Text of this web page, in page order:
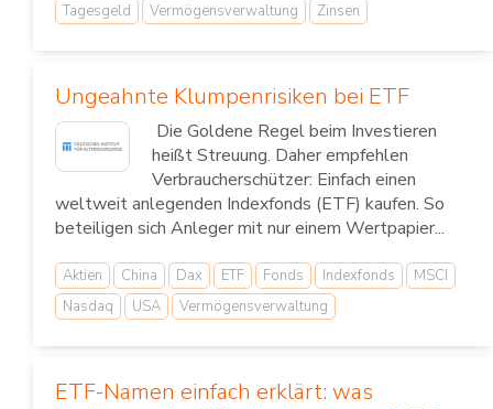
Tagesgeld
Vermögensverwaltung Zinsen
Ungeahnte Klumpenrisiken bei ETF
Die Goldene Regel beim Investieren
heißt Streuung. Daher empfehlen
Verbraucherschützer: Einfach einen
weltweit anlegenden Indexfonds (ETF) kaufen. So
beteiligen sich Anleger mit nur einem Wertpapier...
Aktien China Dax ETF Fonds Indexfonds
MSCI
Nasdaq
USA Vermögensverwaltung
ETF-Namen einfach erklärt: was